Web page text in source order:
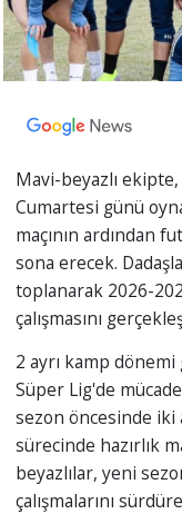
Mavi-beyazlı
Cumartesi günü
maçının ardından
sona erecek.
toplanarak 2026-
çalışmasını
2 ayrı kamp
Süper Lig'de
sezon öncesinde iki
sürecinde hazırlık
beyazlılar, yeni
çalışmalarını